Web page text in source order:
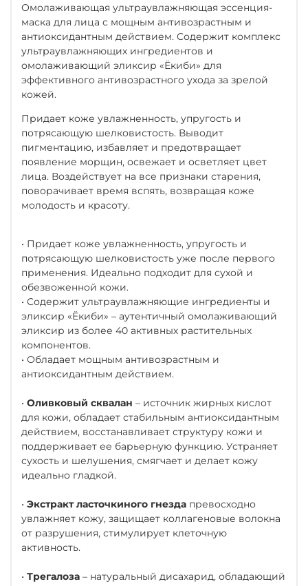
Омолаживающая ультраувлажняющая эссенция-
маска для лица с мощным антивозрастным и
антиоксидантным действием. Содержит комплекс
ультраувлажняющих ингредиентов и
омолаживающий эликсир «Ёкиби» для
эффективного антивозрастного ухода за зрелой
кожей.
Придает коже увлажненность, упругость и
потрясающую шелковистость. Выводит
пигментацию, избавляет и предотвращает
появление морщин, освежает и осветляет цвет
лица. Воздействует на все признаки старения,
поворачивает время вспять, возвращая коже
молодость и красоту.
• Придает коже увлажненность, упругость и
потрясающую шелковистость уже после первого
применения. Идеально подходит для сухой и
обезвоженной кожи.
• Содержит ультраувлажняющие ингредиенты и
эликсир «Ёкиби» – аутентичный омолаживающий
эликсир из более 40 активных растительных
компонентов.
• Обладает мощным антивозрастным и
антиоксидантным действием.
• Оливковый сквалан – источник жирных кислот
для кожи, обладает стабильным антиоксидантным
действием, восстанавливает структуру кожи и
поддерживает ее барьерную функцию. Устраняет
сухость и шелушения, смягчает и делает кожу
идеально гладкой.
• Экстракт ласточкиного гнезда превосходно
увлажняет кожу, защищает коллагеновые волокна
от разрушения, стимулирует клеточную
активность.
• Трегалоза – натуральный дисахарид, обладающий